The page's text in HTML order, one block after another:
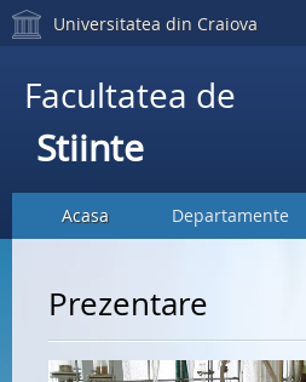
Universitatea din Craiova
Facultatea de
Stiinte
Acasa Departamente
Prezentare